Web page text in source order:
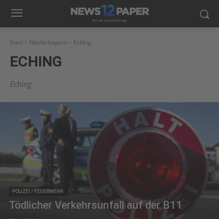
Start Niederbayern Eching
ECHING
Eching
POLIZEI / FEUERWEHR
Tödlicher Verkehrsunfall auf der B11